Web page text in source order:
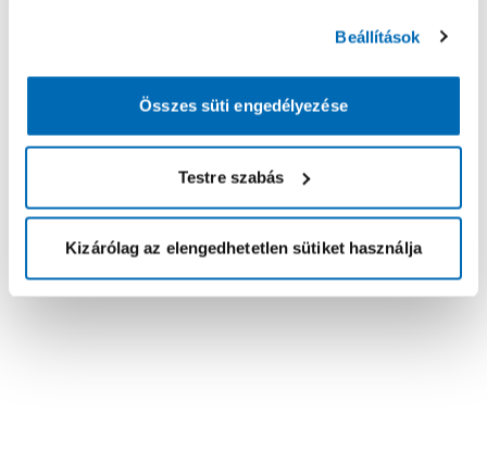
Beállítások
Összes süti engedélyezése
Testre szabás
Kizárólag az elengedhetetlen sütiket használja